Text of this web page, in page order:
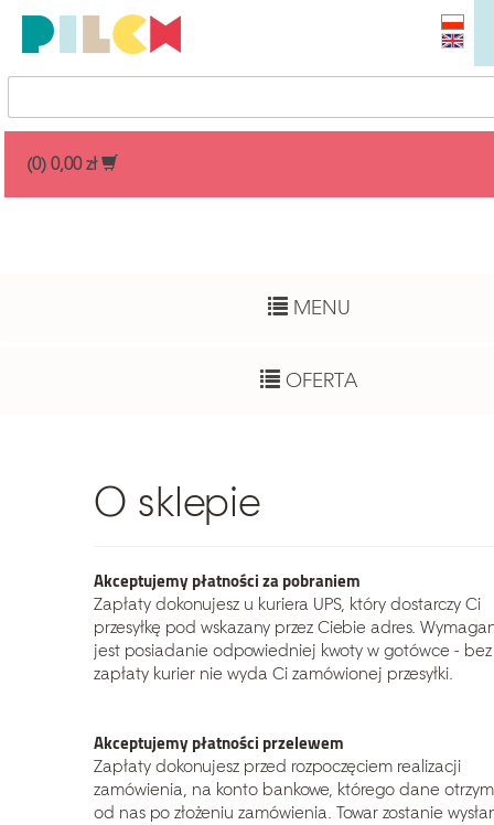
Szukaj
(0) 0,00 zł
MENU
OFERTA
O sklepie
Akceptujemy płatności za pobraniem
Zapłaty dokonujesz u kuriera UPS, który dostarczy Ci
przesyłkę pod wskazany przez Ciebie adres.
jest posiadanie odpowiedniej kwoty w gotówce - bez
zapłaty kurier nie wyda Ci zamówionej przesyłki.
Akceptujemy płatności przelewem
Zapłaty dokonujesz przed rozpoczęciem realizacji
zamówienia, na konto bankowe, którego dane
od nas po złożeniu zamówienia. Towar zostanie